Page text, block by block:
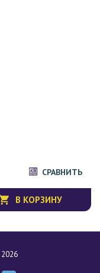
СРАВНИТЬ
В КОРЗИНУ